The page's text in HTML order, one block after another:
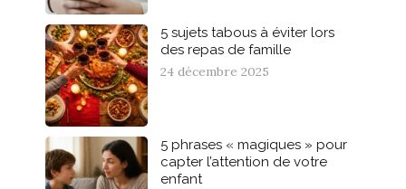
5 sujets tabous à éviter lors
des repas de famille
24 décembre 2025
5 phrases « magiques » pour
capter l’attention de votre
enfant